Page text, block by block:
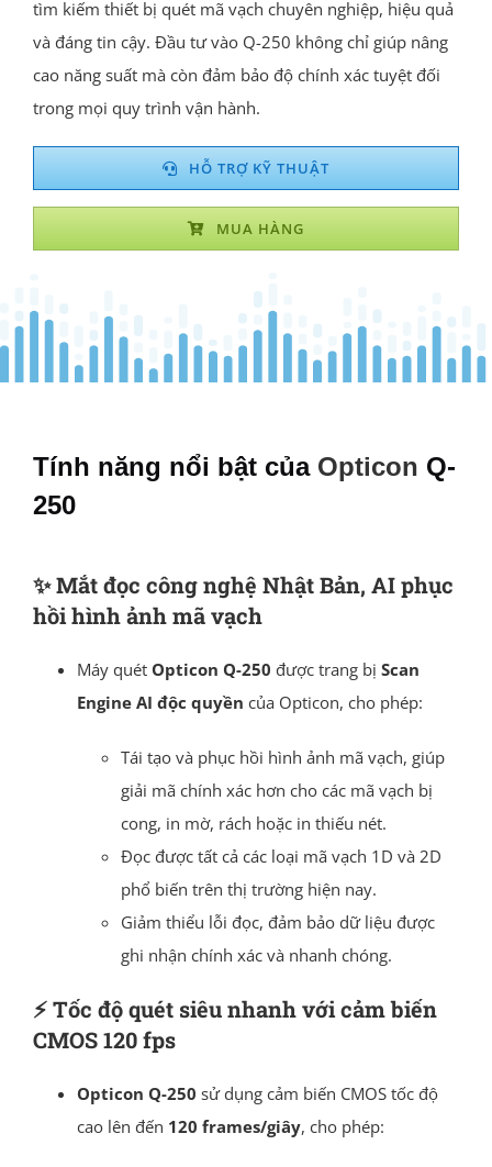
tìm kiếm thiết bị quét mã vạch chuyên nghiệp, hiệu quả
và đáng tin cậy. Đầu tư vào Q-250 không chỉ giúp nâng
cao năng suất mà còn đảm bảo độ chính xác tuyệt đối
trong mọi quy trình vận hành.
HỖ TRỢ KỸ THUẬT
MUA HÀNG
Tính năng nổi bật của Opticon Q-
250
✨Mắt đọc công nghệ Nhật Bản, AI phục
hồi hình ảnh mã vạch
Máy quét Opticon Q-250 được trang bị Scan
Engine AI độc quyền của Opticon, cho phép:
Tái tạo và phục hồi hình ảnh mã vạch, giúp
giải mã chính xác hơn cho các mã vạch bị
cong, in mờ, rách hoặc in thiếu nét.
Đọc được tất cả các loại mã vạch 1D và 2D
phổ biến trên thị trường hiện nay.
Giảm thiểu lỗi đọc, đảm bảo dữ liệu được
ghi nhận chính xác và nhanh chóng.
⚡️Tốc độ quét siêu nhanh với cảm biến
CMOS 120 fps
Opticon Q-250 sử dụng cảm biến CMOS tốc độ
cao lên đến 120 frames/giây, cho phép: